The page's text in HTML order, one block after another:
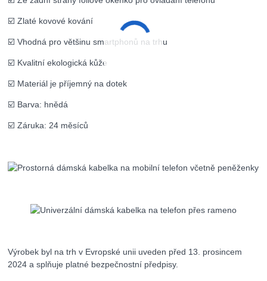
☑️ Zlaté kovové kování
☑️ Vhodná pro většinu smartphonů na trhu
☑️ Kvalitní ekologická kůže
☑️ Materiál je příjemný na dotek
☑️ Barva: hnědá
☑️ Záruka: 24 měsíců
Výrobek byl na trh v Evropské unii uveden před 13. prosincem
2024 a splňuje platné bezpečnostní předpisy.